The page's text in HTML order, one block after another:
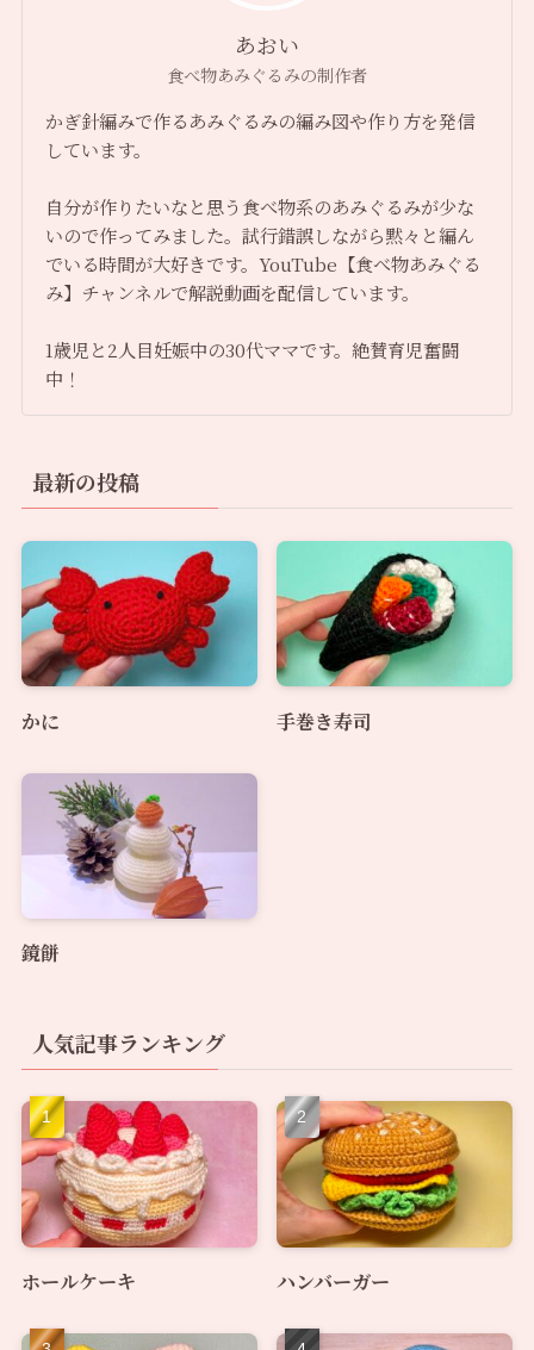
あおい
食べ物あみぐるみの制作者
かぎ針編みで作るあみぐるみの編み図や作り方を発信
しています。
自分が作りたいなと思う食べ物系のあみぐるみが少な
いので作ってみました。試行錯誤しながら黙々と編ん
でいる時間が大好きです。YouTube【食べ物あみぐる
み】チャンネルで解説動画を配信しています。
1歳児と2人目妊娠中の30代ママです。絶賛育児奮闘
中！
最新の投稿
かに 手巻き寿司
鏡餅
人気記事ランキング
ホールケーキ ハンバーガー